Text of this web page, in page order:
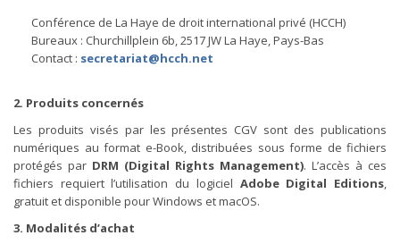
Conférence de La Haye de droit international privé (HCCH)
Bureaux : Churchillplein 6b, 2517 JW La Haye, Pays-Bas
Contact : secretariat@hcch.net
2. Produits concernés
Les produits visés par les présentes CGV sont des publications
numériques au format e-Book, distribuées sous forme de fichiers
protégés par DRM (Digital Rights Management). L’accès à ces
fichiers requiert l’utilisation du logiciel Adobe Digital Editions,
gratuit et disponible pour Windows et macOS.
3. Modalités d’achat